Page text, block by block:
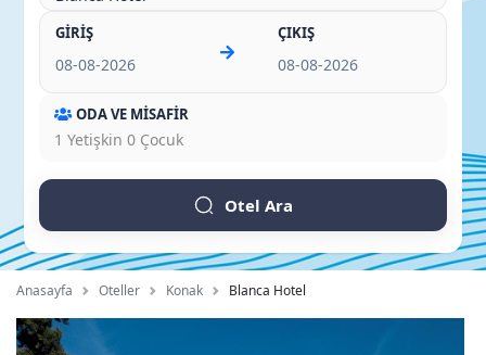
GİRİŞ ÇIKIŞ
ODA VE MİSAFİR
1 Yetişkin 0 Çocuk
Otel Ara
Anasayfa Oteller Konak Blanca Hotel